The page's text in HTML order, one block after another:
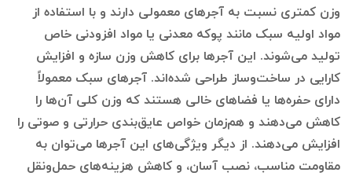
وزن کمتری نسبت به آجرهای معمولی دارند و با استفاده از
مواد اولیه سبک مانند پوکه معدنی یا مواد افزودنی خاص
تولید می‌شوند. این آجرها برای کاهش وزن سازه و افزایش
کارایی در ساخت‌وساز طراحی شده‌اند. آجرهای سبک معمولاً
دارای حفره‌ها یا فضاهای خالی هستند که وزن کلی آن‌ها را
کاهش می‌دهند و هم‌زمان خواص عایق‌بندی حرارتی و صوتی را
افزایش می‌دهند. از دیگر ویژگی‌های این آجرها می‌توان به
مقاومت مناسب، نصب آسان، و کاهش هزینه‌های حمل‌ونقل